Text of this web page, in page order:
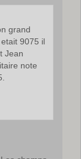
grand
9075 il
Jean
note